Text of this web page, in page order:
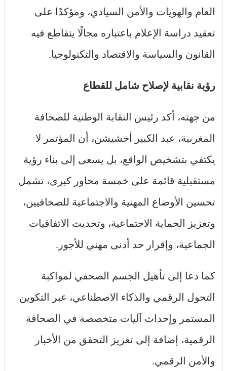
العام والهويات والأمن السيادي، ومؤكدًا على
تعقيد دراسة الإعلام باعتباره مجالًا يتقاطع فيه
القانون والسياسة والاقتصاد والتكنولوجيا.
رؤية نقابية لإصلاح شامل للقطاع
من جهته، أكد رئيس النقابة الوطنية للصحافة
المغربية، عبد الكبير أخشيشن، أن المؤتمر لا
يكتفي بتشخيص الواقع، بل يسعى إلى بناء رؤية
مستقبلية قائمة على خمسة محاور كبرى، تشمل
تحسين الأوضاع المهنية والاجتماعية للصحافيين،
وتعزيز الحماية الاجتماعية، وتحديث الاتفاقيات
الجماعية، وإقرار حد أدنى مهني للأجور.
كما دعا إلى تأهيل الجسم الصحفي لمواكبة
التحول الرقمي والذكاء الاصطناعي، عبر التكوين
المستمر وإحداث آليات متخصصة في الصحافة
الرقمية، إضافة إلى تعزيز التحقق من الأخبار
والأمن الرقمي.